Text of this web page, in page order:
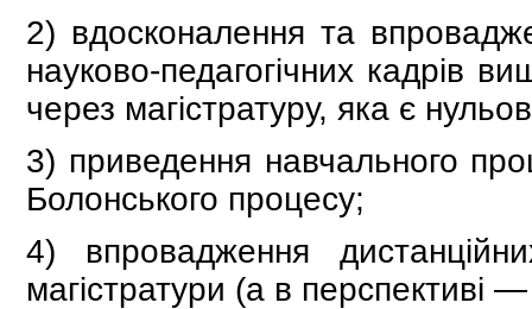
2) вдосконалення та
науково-педагогічних кадрів
через магістратуру, яка є
3) приведення навчального
Болонського процесу;
4) впровадження
магiстратури (а в перспективі —